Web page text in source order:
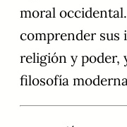
moral
comprender sus
religión y poder,
filosofía